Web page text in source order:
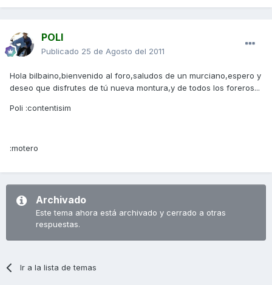
POLI
Publicado 25 de Agosto del 2011
Hola bilbaino,bienvenido al foro,saludos de un murciano,espero y
deseo que disfrutes de tú nueva montura,y de todos los foreros...
Poli :contentisim
:motero
Archivado
Este tema ahora está archivado y cerrado a otras
respuestas.
Ir a la lista de temas